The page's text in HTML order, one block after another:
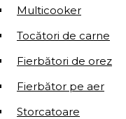
Multicooker
Tocători de carne
Fierbători de orez
Fierbător pe aer
Storcatoare